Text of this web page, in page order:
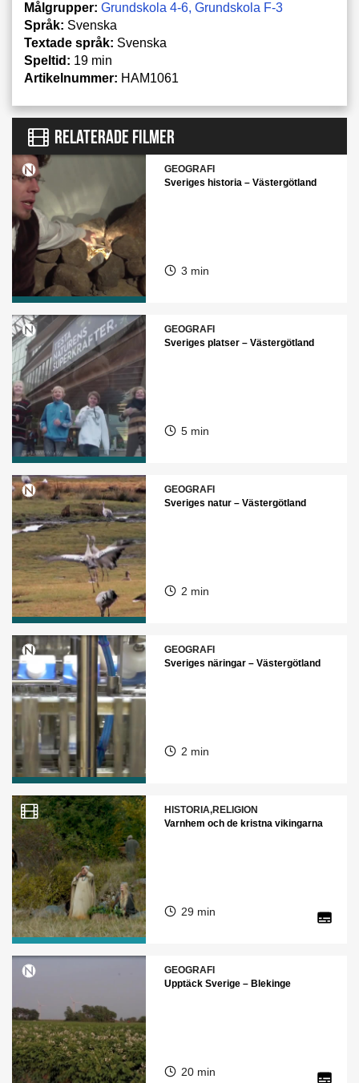
Målgrupper: Grundskola 4-6 Grundskola F-3
Språk: Svenska
Textade språk: Svenska
Speltid: 19 min
Artikelnummer: HAM1061
RELATERADE FILMER
GEOGRAFI
Sveriges historia – Västergötland
3 min
GEOGRAFI
Sveriges platser – Västergötland
5 min
GEOGRAFI
Sveriges natur – Västergötland
2 min
GEOGRAFI
Sveriges näringar – Västergötland
2 min
HISTORIA,RELIGION
Varnhem och de kristna vikingarna
29 min
GEOGRAFI
Upptäck Sverige – Blekinge
20 min